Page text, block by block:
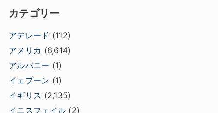
カテゴリー
アデレード (112)
アメリカ (6,614)
アルバニー (1)
イェプーン (1)
イギリス (2,135)
イニスフェイル (2)